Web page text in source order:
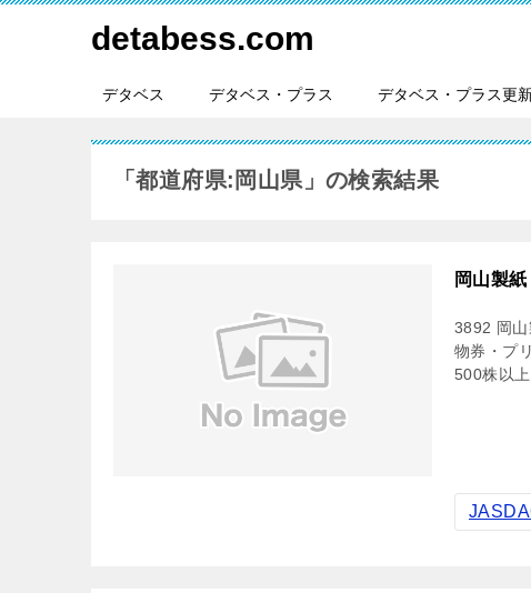
detabess.com
デタベス デタベス・プラス デタベス・プラス更
「都道府県:岡山県 」の検索結果
岡山製紙
3892 岡
物券・プ
500株以